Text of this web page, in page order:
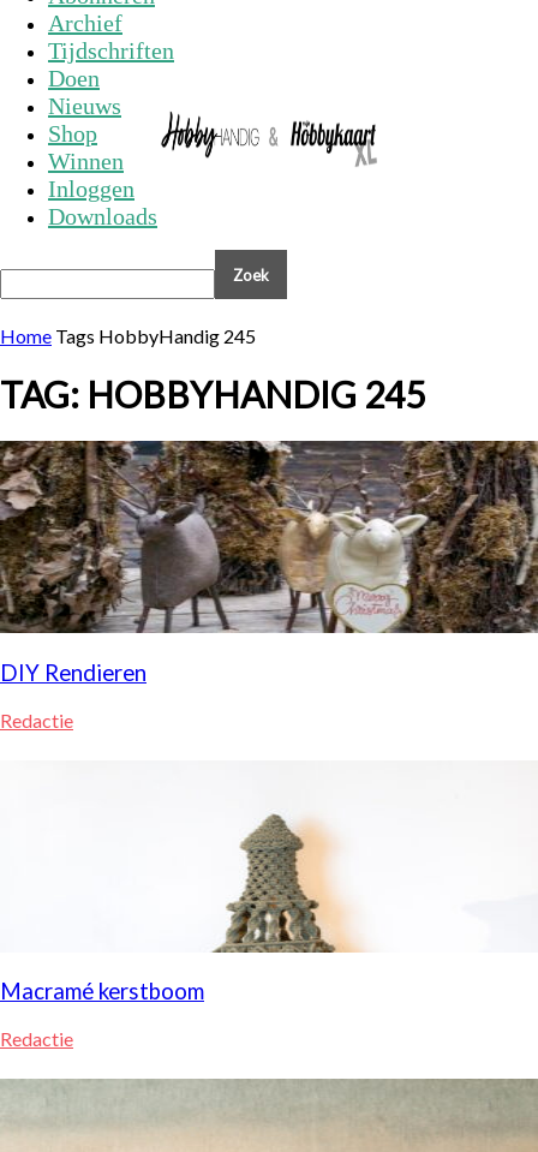
Archief
Tijdschriften
Doen
Nieuws
Shop
Winnen
Inloggen
Downloads
Home Tags HobbyHandig 245
TAG: HOBBYHANDIG 245
DIY Rendieren
Redactie
Macramé kerstboom
Redactie